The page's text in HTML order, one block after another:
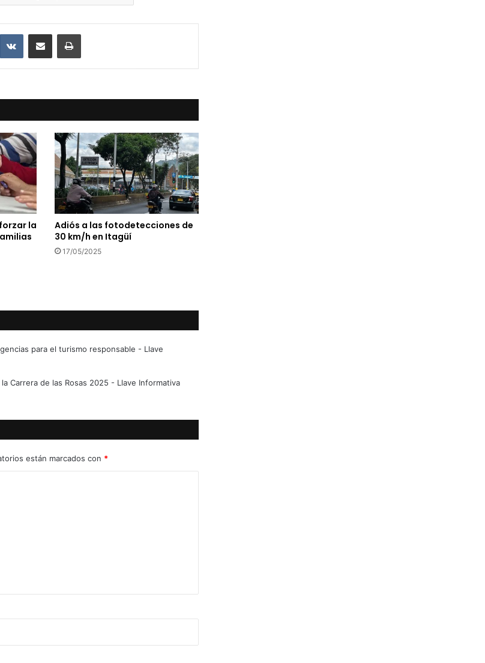
VKontakte
Compartir vía Mail Print
la
Adiós a las fotodetecciones de
30 km/h en Itagüí
17/05/2025
para el turismo responsable - Llave
Carrera de las Rosas 2025 - Llave Informativa
están marcados con *